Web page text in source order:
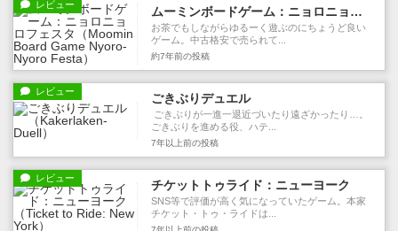
レビュー ムーミンボードゲーム：ニョロニョロフェスタ
お茶でもしながらゆるーく遊ぶのにちょうど良い
ゲーム。中古格安で売られて...
約7年前の投稿
レビュー ごきぶりデュエル
ごきぶりが一進一退近づいたり遠ざかったり…。
ごきぶりを進める役、ハテ...
7年以上前の投稿
レビュー チケットトゥライド：ニューヨーク
SNS等で評価が高く気になっていたゲーム。本家
チケット・トゥ・ライドは...